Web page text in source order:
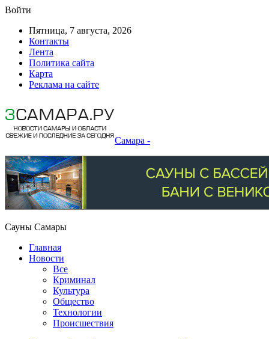
Войти
Пятница, 7 августа, 2026
Контакты
Лента
Политика сайта
Карта
Реклама на сайте
Самара -
Сауны Самары
Главная
Новости
Все
Криминал
Культура
Общество
Технологии
Происшествия